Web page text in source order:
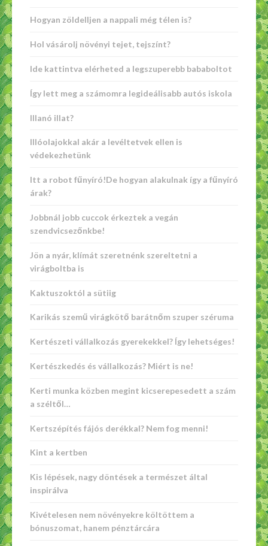
Hogyan zöldelljen a nappali még télen is?
Hol vásárolj növényi tejet, tejszínt?
Ide kattintva elérheted a legszuperebb bababoltot
Így lett meg a számomra legideálisabb autós iskola
Illanó illat?
Illóolajokkal akár a levéltetvek ellen is
védekezhetünk
Itt a robot fűnyíró!De hogyan alakulnak így a fűnyíró
árak?
Jobbnál jobb cuccok érkeztek a vegán
szendvicsezőnkbe!
Jön a nyár, klímát szeretnénk szereltetni a
virágboltba is
Kaktuszoktól a sütiig
Karikás szemű virágkötő barátnőm szuper széruma
Kertészeti vállalkozás gyerekekkel? Így lehetséges!
Kertészkedés és vállalkozás? Miért is ne!
Kerti munka közben megint kicserepesedett a szám
a széltől…
Kertszépítés fájós derékkal? Nem fog menni!
Kint a kertben
Kis lépések, nagy döntések a természet által
inspirálva
Kivételesen nem növényekre költöttem a
bónuszomat, hanem pénztárcára